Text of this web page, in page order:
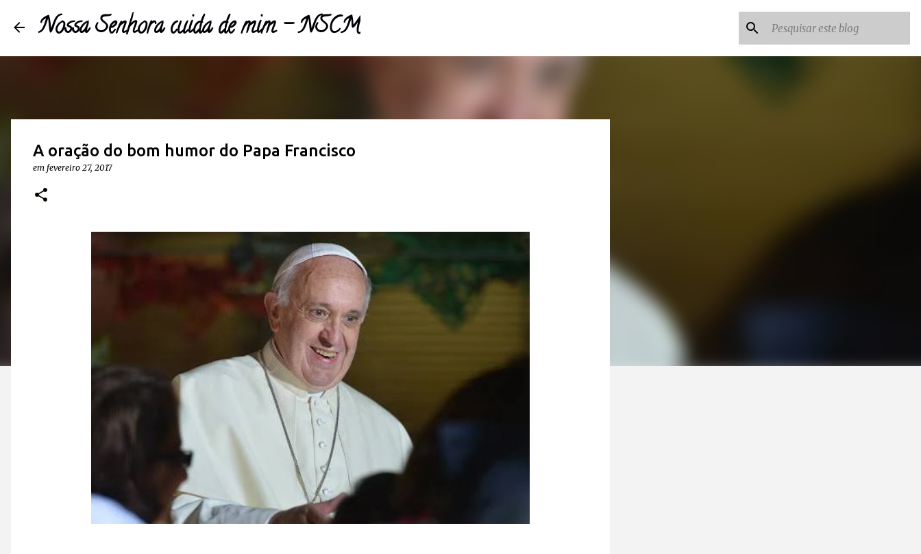
Nossa Senhora cuida de mim - NSCM
A oração do bom humor do Papa Francisco
em fevereiro 27, 2017